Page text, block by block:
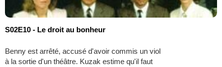
S02E10 - Le droit au bonheur
Benny est arrêté, accusé d'avoir commis un viol
à la sortie d'un théâtre. Kuzak estime qu'il faut